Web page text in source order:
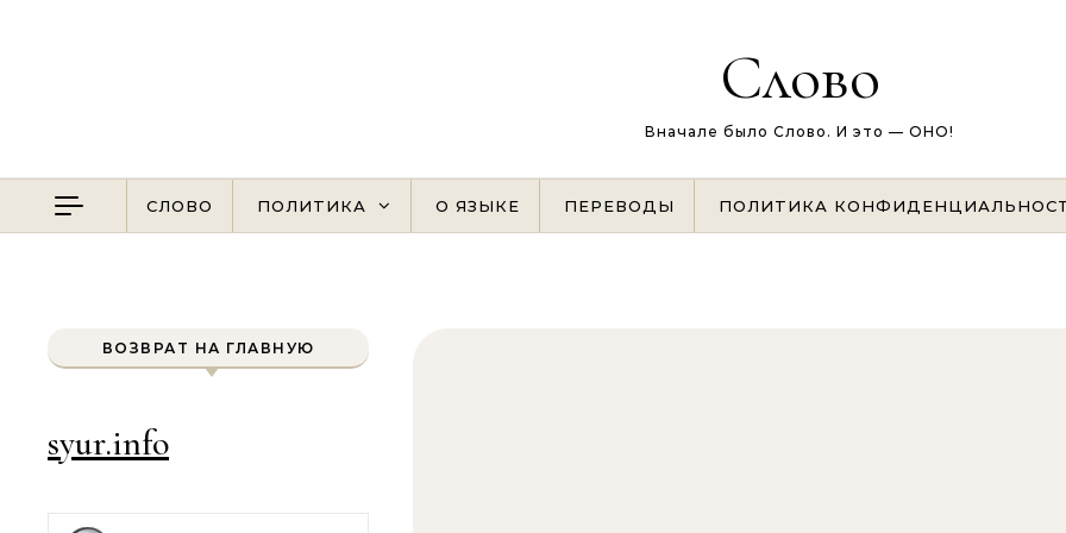
Слово
Вначале было Слово. И это — ОНО!
СЛОВО ПОЛИТИКА О ЯЗЫКЕ ПЕРЕВОДЫ ПОЛИТИКА
ВОЗВРАТ НА ГЛАВНУЮ
syur.info